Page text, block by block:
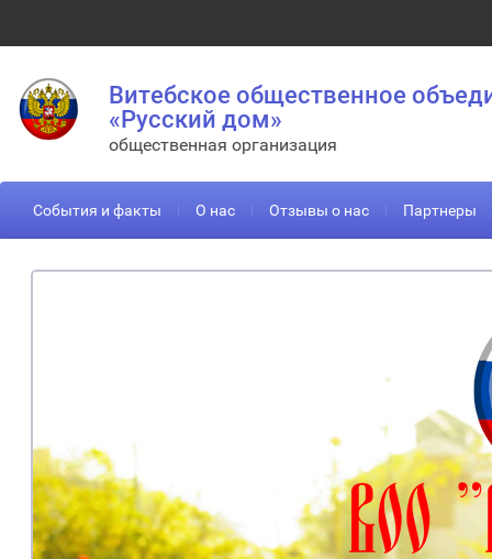
Витебское общественное
«Русский дом»
общественная организация
События и факты О нас Отзывы о нас Партнеры